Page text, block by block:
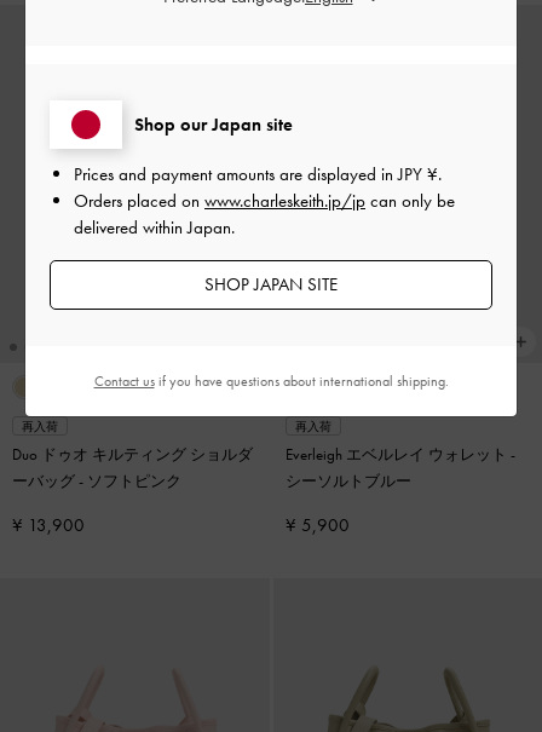
再入荷
Duo ドゥオ キルティング ショルダ
ーバッグ- ソフトピンク
¥ 13,900
+1
再入荷
Everleigh エベルレイ ウォレット -
シーソルトブルー
¥ 5,900
Shop our Japan site
Prices and payment amounts are displayed inJPY ¥.
Orders placed on www.charleskeith.jp/jp can only be
delivered within Japan.
SHOP JAPAN SITE
Contact usif you have questions about international shipping.